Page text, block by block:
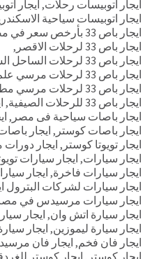
ايجار اتوبيسات رحلات, ايجار
ايجار اتوبيسات سياحية
ايجار باص 33 بأرخص سعر في مصر
ايجار باص 33 لرحلات الاقصر
,
ايجار باص 33 لرحلات الساحل الشمالي
ايجار باص 33 لرحلات مرسي علم
ايجار باص 33 لرحلات مرسي مطروح
ايجار باص 33 للرحلات الصيفية
,
ايجار باصات سياحية فى مصر ,
ايجار باصات كوستر , ايجار باصات
ايجار تويوتا كوستر , ايجار
ايجار سيارات, ايجار سيارات تويوتا
ايجار سيارات فاخرة, ايجار
ايجار سيارات لشركات البترول
ايجار سيارات مرسيدس في
ايجار سيارة اتش وان, ايجار
ايجار سيارة ليموزين, ايجار
ايجار فان فخم,ايجار فان
ايجار كوستر , ايجار كوستر